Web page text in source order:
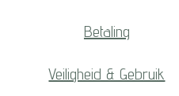
Betaling
Veiligheid & Gebruik